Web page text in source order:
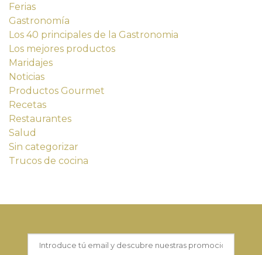
Ferias
Gastronomía
Los 40 principales de la Gastronomia
Los mejores productos
Maridajes
Noticias
Productos Gourmet
Recetas
Restaurantes
Salud
Sin categorizar
Trucos de cocina